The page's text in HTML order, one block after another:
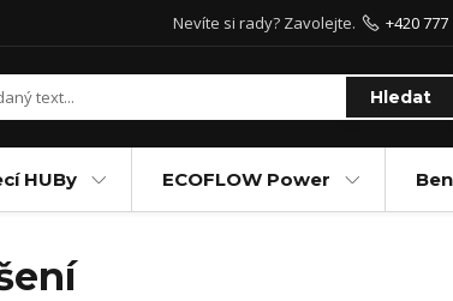
Hledat
Nevíte si rady? Zavolejte. +420 777
HUBy ECOFLOW Power